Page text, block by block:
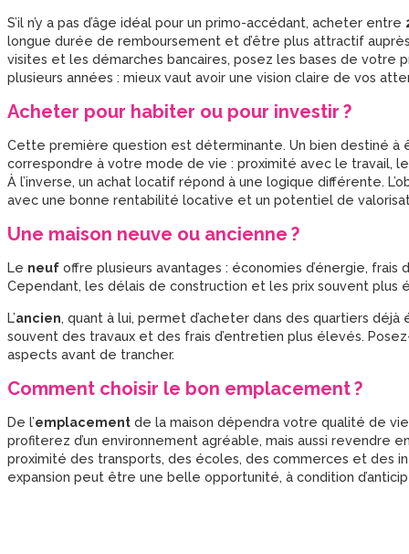
S’il n’y a pas d’âge idéal pour un primo-accédant, acheter entre
longue durée de remboursement et d’être plus attractif
visites et les démarches bancaires, posez les bases de votre
plusieurs années : mieux vaut avoir une vision claire de vos
Acheter pour habiter ou pour investir ?
Cette première question est déterminante. Un bien destiné
correspondre à votre mode de vie : proximité avec le travail,
À l’inverse, un achat locatif répond à une logique différente.
avec une bonne rentabilité locative et un potentiel de
Une maison neuve ou ancienne ?
Le neuf offre plusieurs avantages : économies d’énergie,
Cependant, les délais de construction et les prix souvent
L’ancien, quant à lui, permet d’acheter dans des quartiers
souvent des travaux et des frais d’entretien plus élevés.
aspects avant de trancher.
Comment choisir le bon emplacement ?
De l’emplacement de la maison dépendra votre qualité de
profiterez d’un environnement agréable, mais aussi revendre
proximité des transports, des écoles, des commerces et des
expansion peut être une belle opportunité, à condition